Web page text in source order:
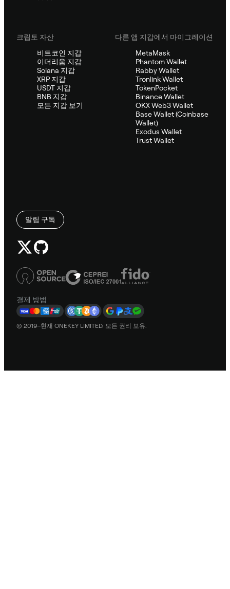
크립토 자산
비트코인 지갑
이더리움 지갑
Solana 지갑
XRP 지갑
USDT 지갑
BNB 지갑
모든 지갑 보기
다른 앱 지갑에서 마이그레이션
MetaMask
Phantom Wallet
Rabby Wallet
Tronlink Wallet
TokenPocket
Binance Wallet
OKX Web3 Wallet
Base Wallet (Coinbase
Wallet)
Exodus Wallet
Trust Wallet
알림 구독
결제 방법
© 2019–현재 ONEKEY LIMITED. 모든 권리 보유.